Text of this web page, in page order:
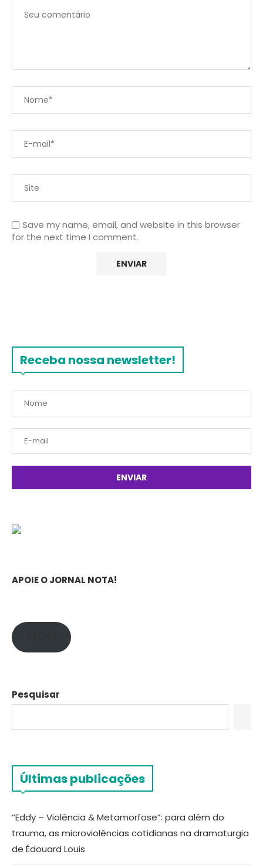
Save my name, email, and website in this browser
for the next time I comment.
Receba nossa newsletter!
APOIE O JORNAL NOTA!
Pesquisar
Últimas publicações
“Eddy – Violência & Metamorfose”: para além do
trauma, as microviolências cotidianas na dramaturgia
de Édouard Louis